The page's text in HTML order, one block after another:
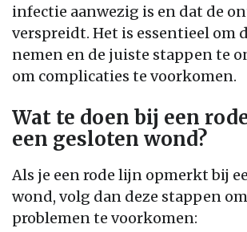
infectie aanwezig is en dat de
verspreidt. Het is essentieel om
nemen en de juiste stappen te
om complicaties te voorkomen.
Wat te doen bij een
een gesloten wond?
Als je een rode lijn opmerkt bij
wond, volg dan deze stappen
problemen te voorkomen: